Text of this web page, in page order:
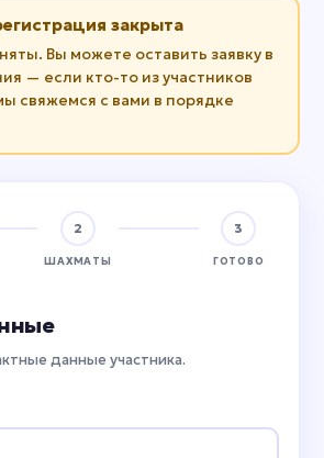
закрыта
Вы можете оставить заявку в
— если кто-то из участников
свяжемся с вами в порядке
2
ШАХМАТЫ
3
ГОТОВО
данные участника.